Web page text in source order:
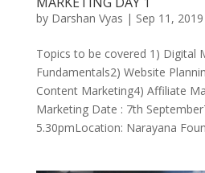
by Darshan Vyas | Sep 11, 2019
Topics to be covered 1) Digital
Fundamentals2) Website
Content Marketing4) Affiliate
Marketing Date : 7th
5.30pmLocation: Narayana